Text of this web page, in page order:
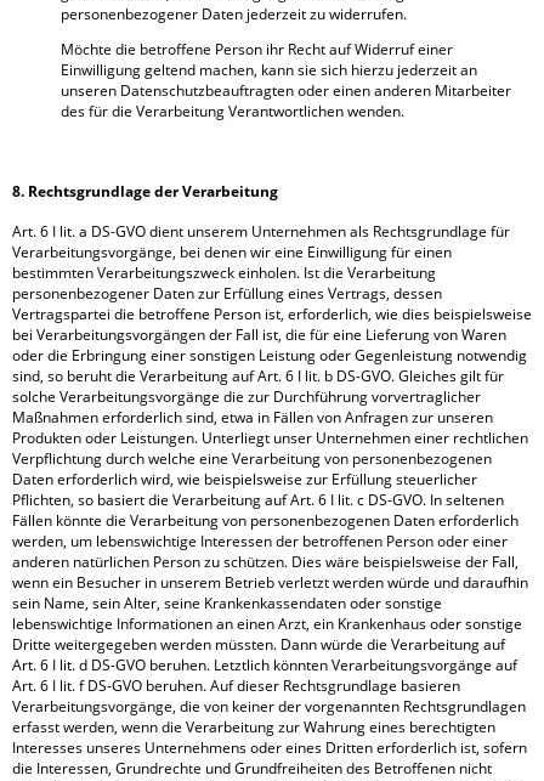
personenbezogener Daten jederzeit zu widerrufen.
Möchte die betroffene Person ihr Recht auf Widerruf einer
Einwilligung geltend machen, kann sie sich hierzu jederzeit an
unseren Datenschutzbeauftragten oder einen anderen Mitarbeiter
des für die Verarbeitung Verantwortlichen wenden.
8. Rechtsgrundlage der Verarbeitung
Art. 6 I lit. a DS-GVO dient unserem Unternehmen als Rechtsgrundlage für
Verarbeitungsvorgänge, bei denen wir eine Einwilligung für einen
bestimmten Verarbeitungszweck einholen. Ist die Verarbeitung
personenbezogener Daten zur Erfüllung eines Vertrags, dessen
Vertragspartei die betroffene Person ist, erforderlich, wie dies beispielsweise
bei Verarbeitungsvorgängen der Fall ist, die für eine Lieferung von Waren
oder die Erbringung einer sonstigen Leistung oder Gegenleistung notwendig
sind, so beruht die Verarbeitung auf Art. 6 I lit. b DS-GVO. Gleiches gilt für
solche Verarbeitungsvorgänge die zur Durchführung vorvertraglicher
Maßnahmen erforderlich sind, etwa in Fällen von Anfragen zur unseren
Produkten oder Leistungen. Unterliegt unser Unternehmen einer rechtlichen
Verpflichtung durch welche eine Verarbeitung von personenbezogenen
Daten erforderlich wird, wie beispielsweise zur Erfüllung steuerlicher
Pflichten, so basiert die Verarbeitung auf Art. 6 I lit. c DS-GVO. In seltenen
Fällen könnte die Verarbeitung von personenbezogenen Daten erforderlich
werden, um lebenswichtige Interessen der betroffenen Person oder einer
anderen natürlichen Person zu schützen. Dies wäre beispielsweise der Fall,
wenn ein Besucher in unserem Betrieb verletzt werden würde und daraufhin
sein Name, sein Alter, seine Krankenkassendaten oder sonstige
lebenswichtige Informationen an einen Arzt, ein Krankenhaus oder sonstige
Dritte weitergegeben werden müssten. Dann würde die Verarbeitung auf
Art. 6 I lit. d DS-GVO beruhen. Letztlich könnten Verarbeitungsvorgänge auf
Art. 6 I lit. f DS-GVO beruhen. Auf dieser Rechtsgrundlage basieren
Verarbeitungsvorgänge, die von keiner der vorgenannten Rechtsgrundlagen
erfasst werden, wenn die Verarbeitung zur Wahrung eines berechtigten
Interesses unseres Unternehmens oder eines Dritten erforderlich ist, sofern
die Interessen, Grundrechte und Grundfreiheiten des Betroffenen nicht